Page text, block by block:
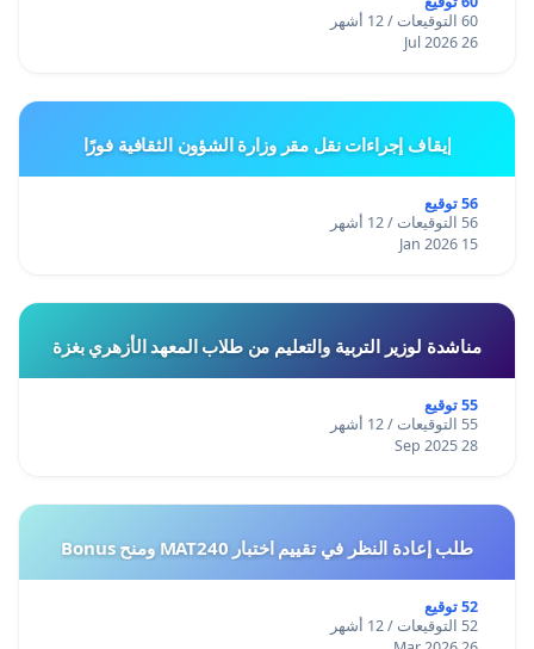
60 التوقيعات / 12 أشهر
26 Jul 2026
إيقاف إجراءات نقل مقر وزارة الشؤون الثقافية فورًا
56 توقيع
56 التوقيعات / 12 أشهر
15 Jan 2026
مناشدة لوزير التربية والتعليم من طلاب المعهد الأزهري بغزة
55 توقيع
55 التوقيعات / 12 أشهر
28 Sep 2025
طلب إعادة النظر في تقييم اختبار MAT240 ومنح Bonus
52 توقيع
52 التوقيعات / 12 أشهر